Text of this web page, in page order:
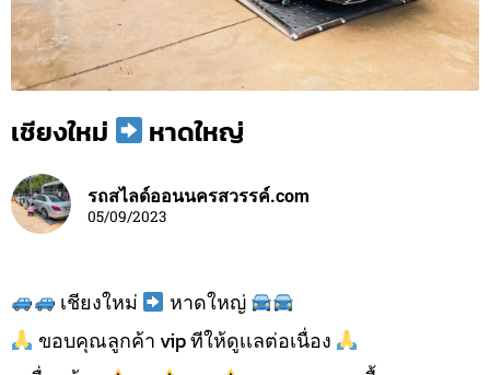
เชียงใหม่ หาดใหญ่
รถสไลด์ออนนครสวรรค์.com
05/09/2023
เชียงใหม่
หาดใหญ่
ขอบคุณลูกค้า vip ทีให้ดูเเลต่อเนื่อง